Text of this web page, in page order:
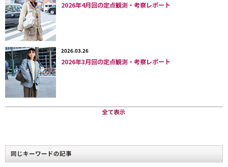
（写真左から）＜エアフォースワン＞は細分化。マウンテンブーツ風のシ
ューレースが目を引くこちらは＜ナイキスペシャルフィールドエアフォー
スワン＞（原宿）／男性の着用者が多かったナイキの＜エアフォースワン
＞だが、クリーンながらほどよいボリューム感があり、いろいろなコーデ
ィネートに違和感なくマッチすると今春は女性にも浸透。（原宿）／モー
ドカジュアル系の大人は馴染みのあるローテク白スニーカー。白スニーカ
ーは差し色としても活躍、上品さがプラスできる点が人気のポイント（新
宿）。
カウントアイテム：男性／女性白スニーカー
ニューノーマル時代を象徴するアイテム。
2026年4月回の定点観測・考察レポート
2026.03.26
2026年3月回の定点観測・考察レポート
同じキーワードの記事